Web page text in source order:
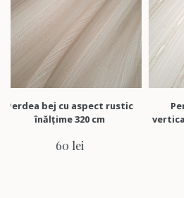
cu aspect rustic
320 cm
Perdea
verticale aurii